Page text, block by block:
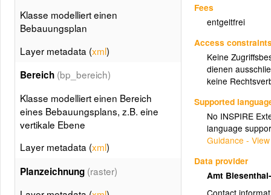
Fees
entgeltfrei
Access
Keine
dienen
keine
Supported
No INSPIRE
language
Guidance -
Data provider
Amt
Klasse modelliert einen
Bebauungsplan
Layer metadata (xml)
Bereich (bp_bereich)
Klasse modelliert einen Bereich
eines Bebauungsplans, z.B. eine
vertikale Ebene
Layer metadata (xml)
Planzeichnung (raster)